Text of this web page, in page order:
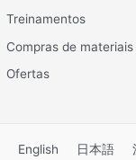
Treinamentos
Compras de materiais
Ofertas
English 日本語